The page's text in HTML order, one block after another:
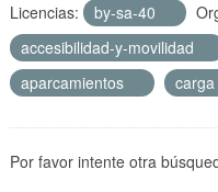
Licencias: by-sa-40
accesibilidad-y-movilidad
aparcamientos
Por favor intente otra